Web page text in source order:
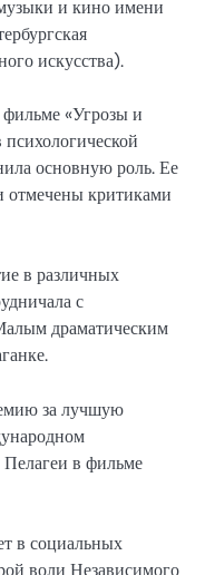
и кино имени
искусства).
«Угрозы и
основную роль. Ее
отмечены критиками
в различных
с
драматическим
за лучшую
Пелагеи в фильме
в социальных
воли Независимого